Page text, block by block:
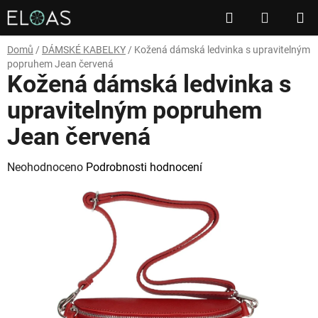
Přejít
na
obsah
Hledat
KOŠÍK
Domů / DÁMSKÉ KABELKY / Kožená dámská ledvinka s upravitelným
popruhem Jean červená
Kožená dámská ledvinka s
upravitelným popruhem
Jean červená
Průměrné
hvězdiček.
Neohodnoceno Podrobnosti hodnocení